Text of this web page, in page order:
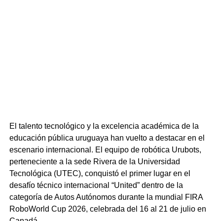
dicta.
● Tecnicatura en Comunicación Creativa y
Entretenimiento Digital: No aplica cupos. Sede
Minas. Modalidad semipresencial.
● Licenciatura en Análisis Alimentario: Sin cupos. Sede
El talento tecnológico y la excelencia académica de la
educación pública uruguaya han vuelto a destacar en el
escenario internacional. El equipo de robótica Urubots,
perteneciente a la sede Rivera de la Universidad
Tecnológica (UTEC), conquistó el primer lugar en el
desafío técnico internacional “United” dentro de la
categoría de Autos Autónomos durante la mundial FIRA
RoboWorld Cup 2026, celebrada del 16 al 21 de julio en